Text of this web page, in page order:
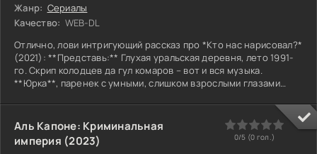
Жанр: Сериалы
Качество: WEB-DL
Отлично, лови интригующий рассказ про *Кто нас нарисовал?*
(2021): **Представь:** Глухая уральская деревня, лето 1991-
го. Скрип колодцев да гул комаров – вот и вся музыка.
**Юрка**, паренек с умными, слишком взрослыми глазами
копается в старом сарае. **Пыль, пахнущая прошлым веком и
мышиными гнездами.** Его руки натыкаются не на хлам, а на
потрепанный альбом. **Замшелые страницы пахнут бензином
и полынью.** И на них – не фотографии, а
Аль Капоне: Криминальная
империя (2023)
0 4 5
0/5 (0 гол.)